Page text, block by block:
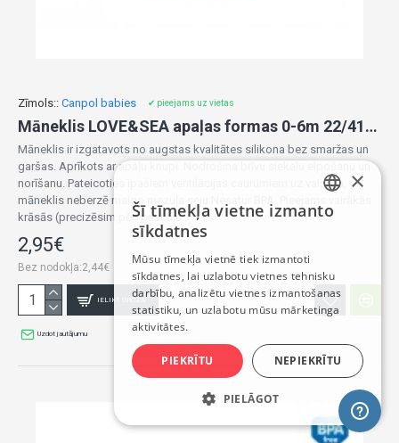
Zīmols:: Canpol babies ✔ pieejams uz vietas
Māneklis LOVE&SEA apaļas formas 0-6m 22/410 pink
Māneklis ir izgatavots no augstas kvalitātes silikona bez smaržas un
garšas. Aprīkots ar apaļu knupi. Nodrošina brīvu siekalu elpošanu un
norīšanu. Pateicoties īpašiem ventilācijas caurumiem uz vairoga,
māneklis neberzē maigo mazuļa seju.Nesatur BPA. Pieejams vairākās
krāsās (precizēsim pēc pasūtīju..
2,95€
Bez nodokļa:2,44€
IELIKT GROZĀ
Uzdot jautājumu
LATVIAN
ENGLISH
×
Šī tīmekļa vietne izmanto
sīkdatnes
Mūsu tīmekļa vietnē tiek izmantoti
sīkdatnes, lai uzlabotu vietnes tehnisku
darbību, analizētu vietnes izmantošanas
statistiku, un uzlabotu mūsu mārketinga
aktivitātes.
PIEKRĪTU NEPIEKRĪTU
PIELĀGOT